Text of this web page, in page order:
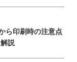
ら印刷時の注意点
説